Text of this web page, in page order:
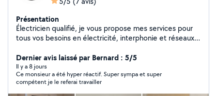
Présentation
Électricien qualifié, je vous propose mes services pour
tous vos besoins en électricité, interphonie et réseaux.
électriques, prises, éclairages et mises en sécurité. Pour
le courant faible, je m'occupe de la pose, du
remplacement et du dépannage de vos interphones,
visiophones et câblages réseau.
Dernier avis laissé par Bernard : 5/5
Il y a 8 jours
Ce monsieur a été hyper réactif. Super sympa et super
compétent je le referai travailler